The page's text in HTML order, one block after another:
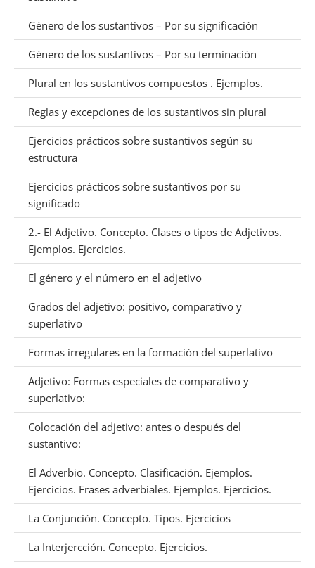
Género de los sustantivos – Por su significación
Género de los sustantivos – Por su terminación
Plural en los sustantivos compuestos . Ejemplos.
Reglas y excepciones de los sustantivos sin plural
Ejercicios prácticos sobre sustantivos según su
estructura
Ejercicios prácticos sobre sustantivos por su
significado
2.- El Adjetivo. Concepto. Clases o tipos de Adjetivos.
Ejemplos. Ejercicios.
El género y el número en el adjetivo
Grados del adjetivo: positivo, comparativo y
superlativo
Formas irregulares en la formación del superlativo
Adjetivo: Formas especiales de comparativo y
superlativo:
Colocación del adjetivo: antes o después del
sustantivo:
El Adverbio. Concepto. Clasificación. Ejemplos.
Ejercicios. Frases adverbiales. Ejemplos. Ejercicios.
La Conjunción. Concepto. Tipos. Ejercicios
La Interjercción. Concepto. Ejercicios.